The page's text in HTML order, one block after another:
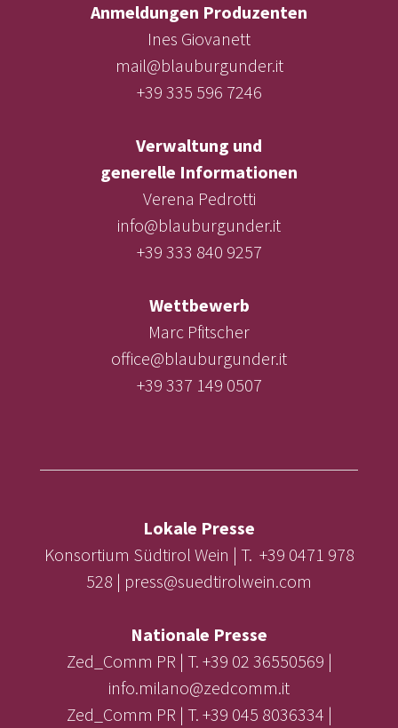
Anmeldungen Produzenten
Ines Giovanett
mail@blauburgunder.it
+39 335 596 7246
Verwaltung und
generelle Informationen
Verena Pedrotti
info@blauburgunder.it
+39 333 840 9257
Wettbewerb
Marc Pfitscher
office@blauburgunder.it
+39 337 149 0507
Lokale Presse
Konsortium Südtirol Wein | T. +39 0471 978
528 | press@suedtirolwein.com
Nationale Presse
Zed_Comm PR | T. +39 02 36550569 |
info.milano@zedcomm.it
Zed_Comm PR | T. +39 045 8036334 |